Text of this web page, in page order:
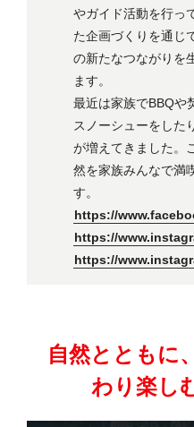
やガイド活動を行っ
た企画づくりを通じ
の新たなつながりを
ます。
最近は家族でBBQや
スノーシューをした
が増えてきました。
然を家族みんなで満
す。
https://
https://
https://
自然とともに
わり楽し